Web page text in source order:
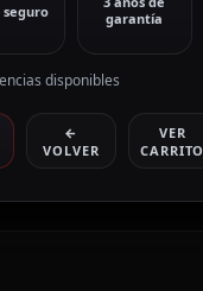
seguro
garantía
disponibles
←
VOLVER
VER
CARRITO